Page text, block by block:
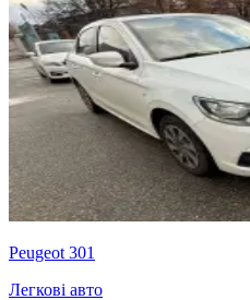
Peugeot 301
Легкові авто